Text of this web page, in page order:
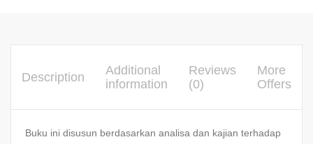
Description
Additional
information
Reviews
(0)
More
Offers
Buku ini disusun berdasarkan analisa dan kajian terhadap